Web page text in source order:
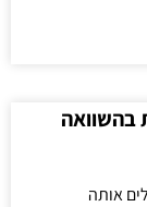
בהשוואה
אותה